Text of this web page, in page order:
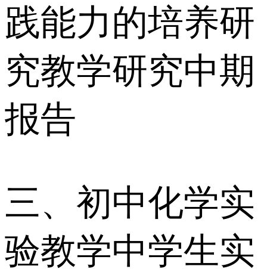
践能力的培养研
究教学研究中期
报告
三、初中化学实
验教学中学生实